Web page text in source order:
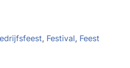
, Festival, Feest